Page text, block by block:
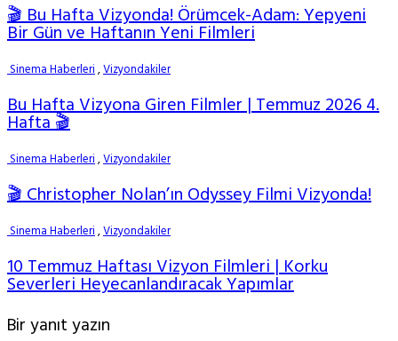
🎬 Bu Hafta Vizyonda! Örümcek-Adam: Yepyeni
Bir Gün ve Haftanın Yeni Filmleri
Sinema Haberleri,Vizyondakiler
Bu Hafta Vizyona Giren Filmler | Temmuz 2026 4.
Hafta 🎬
Sinema Haberleri,Vizyondakiler
🎬 Christopher Nolan’ın Odyssey Filmi Vizyonda!
Sinema Haberleri,Vizyondakiler
10 Temmuz Haftası Vizyon Filmleri | Korku
Severleri Heyecanlandıracak Yapımlar
Bir yanıt yazın